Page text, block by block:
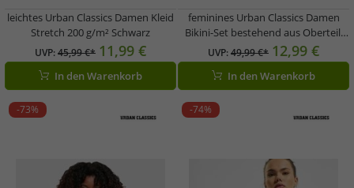
leichtes Urban Classics Damen Kleid
Stretch 200 g/m² Schwarz
UVP:45,99 €* 11,99 €
In den Warenkorb
feminines Urban Classics Damen
Bikini-Set bestehend aus Oberteill
und Höschen Bademode 190 g/m²
Schwarz/Bunt
UVP:49,99 €* 12,99 €
In den Warenkorb
-73% -74%